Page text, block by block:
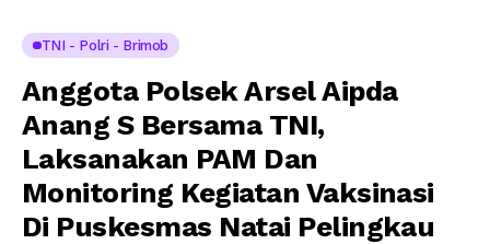
TNI - Polri - Brimob
Anggota Polsek Arsel Aipda
Anang S Bersama TNI,
Laksanakan PAM Dan
Monitoring Kegiatan Vaksinasi
Di Puskesmas Natai Pelingkau